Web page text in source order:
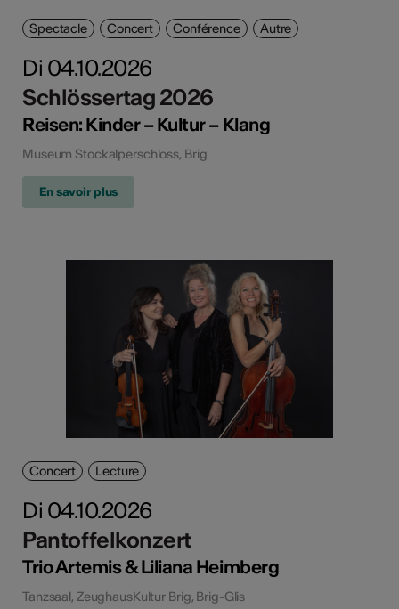
Spectacle Concert Conférence Autre
Di 04.10.2026
Schlössertag 2026
Reisen: Kinder – Kultur – Klang
Museum Stockalperschloss, Brig
En savoir plus
Concert Lecture
Di 04.10.2026
Pantoffelkonzert
Trio Artemis & Liliana Heimberg
Tanzsaal, ZeughausKultur Brig, Brig-Glis